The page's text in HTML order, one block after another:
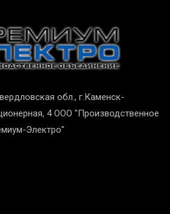
обл., г.Каменск-
4 ООО "Производственное
Электро"